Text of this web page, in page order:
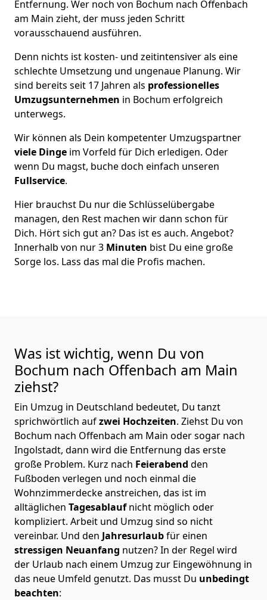
Entfernung. Wer noch von Bochum nach Offenbach
am Main zieht, der muss jeden Schritt
vorausschauend ausführen.
Denn nichts ist kosten- und zeitintensiver als eine
schlechte Umsetzung und ungenaue Planung. Wir
sind bereits seit 17 Jahren als professionelles
Umzugsunternehmen in Bochum erfolgreich
unterwegs.
Wir können als Dein kompetenter Umzugspartner
viele Dinge im Vorfeld für Dich erledigen. Oder
wenn Du magst, buche doch einfach unseren
Fullservice.
Hier brauchst Du nur die Schlüsselübergabe
managen, den Rest machen wir dann schon für
Dich. Hört sich gut an? Das ist es auch. Angebot?
Innerhalb von nur 3 Minuten bist Du eine große
Sorge los. Lass das mal die Profis machen.
Was ist wichtig, wenn Du von
Bochum nach Offenbach am Main
ziehst?
Ein Umzug in Deutschland bedeutet, Du tanzt
sprichwörtlich aufzwei Hochzeiten. Ziehst Du von
Bochum nach Offenbach am Main oder sogar nach
Ingolstadt, dann wird die Entfernung das erste
große Problem. Kurz nach Feierabend den
Fußboden verlegen und noch einmal die
Wohnzimmerdecke anstreichen, das ist im
alltäglichen Tagesablaufnicht möglich oder
kompliziert. Arbeit und Umzug sind so nicht
vereinbar. Und den Jahresurlaubfür einen
stressigen Neuanfang nutzen? In der Regel wird
der Urlaub nach einem Umzug zur Eingewöhnung in
das neue Umfeld genutzt. Das musst Du unbedingt
beachten: